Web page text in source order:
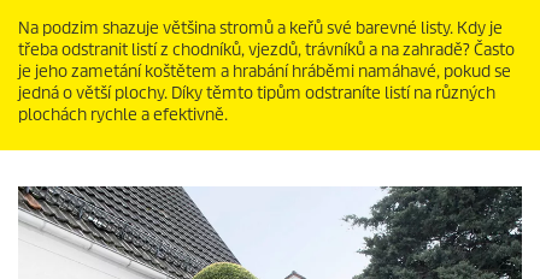
Na podzim shazuje většina stromů a keřů své barevné listy. Kdy je
třeba odstranit listí z chodníků, vjezdů, trávníků a na zahradě? Často
je jeho zametání koštětem a hrabání hráběmi namáhavé, pokud se
jedná o větší plochy. Díky těmto tipům odstraníte listí na různých
plochách rychle a efektivně.